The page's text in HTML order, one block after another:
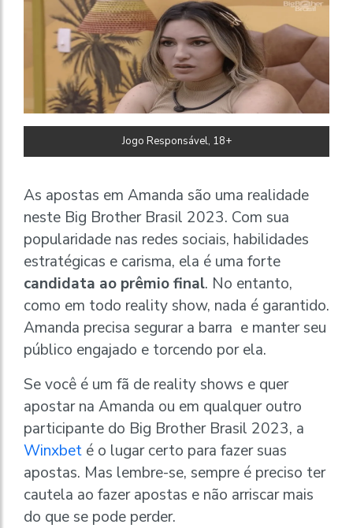
Jogo Responsável, 18+
As apostas em Amanda são uma realidade
neste Big Brother Brasil 2023. Com sua
popularidade nas redes sociais, habilidades
estratégicas e carisma, ela é uma forte
candidata ao prêmio final. No entanto,
como em todo reality show, nada é garantido.
Amanda precisa segurar a barra e manter seu
público engajado e torcendo por ela.
Se você é um fã de reality shows e quer
apostar na Amanda ou em qualquer outro
participante do Big Brother Brasil 2023, a
Winxbet é o lugar certo para fazer suas
apostas. Mas lembre-se, sempre é preciso ter
cautela ao fazer apostas e não arriscar mais
do que se pode perder.